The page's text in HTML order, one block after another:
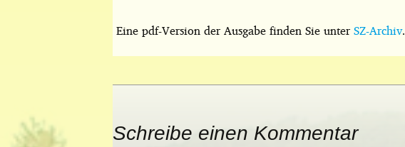
Eine pdf-Version der Ausgabe finden Sie unterSZ-Archiv.
Schreibe einen Kommentar